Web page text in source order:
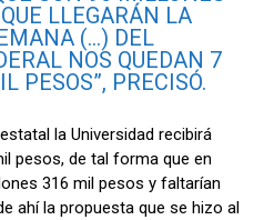
LLEGARÁN LA
(…) DEL
NOS QUEDAN 7
PESOS”, PRECISÓ.
la Universidad recibirá
pesos, de tal forma que en
316 mil pesos y faltarían
ahí la propuesta que se hizo al